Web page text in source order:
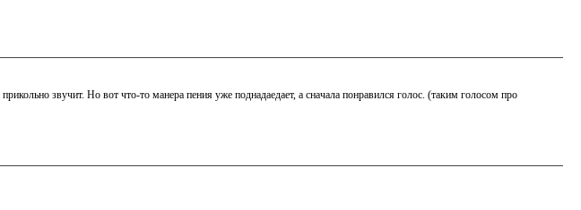
звучит. Но вот что-то манера пения уже поднадаедает, а сначала понравился голос. (таким голосом про